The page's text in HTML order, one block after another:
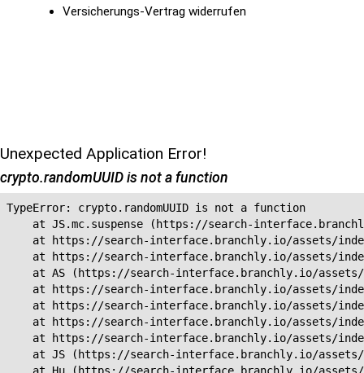
Versicherungs-Vertrag widerrufen
Unexpected Application Error!
crypto.randomUUID is not a function
TypeError: crypto.randomUUID is not a function
at JS.mc.suspense (https://search-
at https://search-interface.branchly.io/assets/
at https://search-interface.branchly.io/assets/
at AS (https://search-interface.branchly.io/
at https://search-interface.branchly.io/assets/
at https://search-interface.branchly.io/assets/
at https://search-interface.branchly.io/assets/
at https://search-interface.branchly.io/assets/
at JS (https://search-interface.branchly.io/